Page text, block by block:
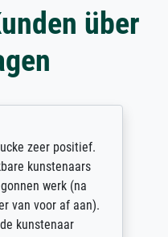
über
zeer positief.
kunstenaars
werk (na
van voor af aan).
kunstenaar